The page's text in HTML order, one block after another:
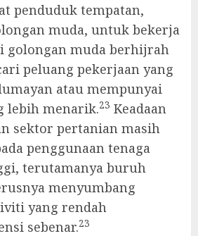
penduduk tempatan,
muda, untuk bekerja
golongan muda berhijrah
peluang pekerjaan yang
atau mempunyai
lebih menarik.23 Keadaan
sektor pertanian masih
penggunaan tenaga
terutamanya buruh
menyumbang
yang rendah
sebenar.23